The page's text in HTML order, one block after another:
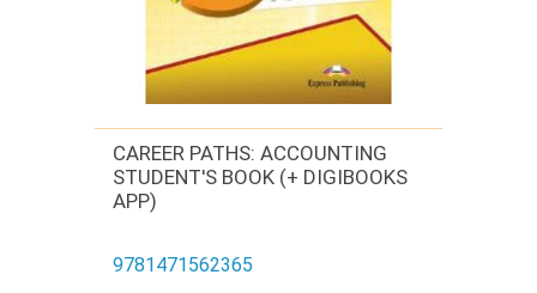
CAREER PATHS: ACCOUNTING
STUDENT'S BOOK (+ DIGIBOOKS
APP)
9781471562365